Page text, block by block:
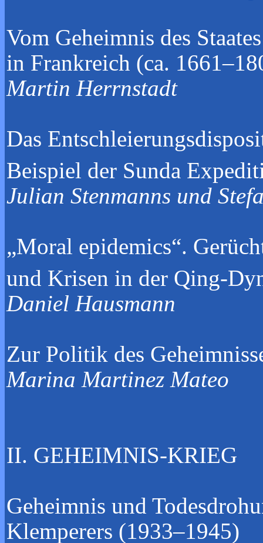
Vom Geheimnis des
in Frankreich (ca.
Martin Herrnstadt
Das
Beispiel der Sunda
Julian
„Moral epidemics“.
und Krisen in der Qing-
Zur Politik des
Marina Martinez Mateo
II.
Geheimnis und
Klemperers